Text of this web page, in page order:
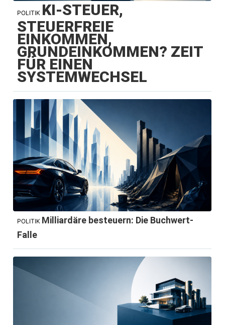
POLITIK KI-STEUER,
STEUERFREIE
EINKOMMEN,
GRUNDEINKOMMEN? ZEIT
FÜR EINEN
SYSTEMWECHSEL
POLITIK Milliardäre besteuern: Die Buchwert-
Falle